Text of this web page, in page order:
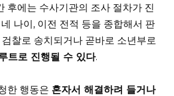
후에는 수사기관의 조사 절차가 진
나이, 이전 전적 등을 종합해서 판
찰로 송치되거나 곧바로 소년부로
트로 진행될 수 있다.
한 행동은 혼자서 해결하려 들거나